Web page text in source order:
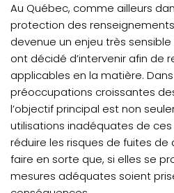
Comité d'inspection
réformes
VOTRE PRATIQUE
VOTRE FORMATION CONTINUE
Au Québec, comme ailleurs
protection des
devenue un enjeu très
ont décidé d’intervenir afin de
applicables en la matière.
préoccupations croissantes
l’objectif principal est non
utilisations inadéquates de
réduire les risques de fuites de
faire en sorte que, si elles se
mesures adéquates soient